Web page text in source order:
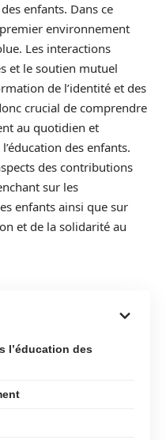
enfants. Dans ce
environnement
Les interactions
et le soutien mutuel
de l’identité et des
crucial de comprendre
au quotidien et
des enfants.
des contributions
sur les
enfants ainsi que sur
et de la solidarité au
l’éducation des